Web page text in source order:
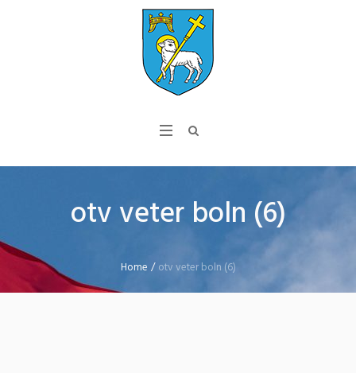
otv veter boln (6)
Home /otv veter boln (6)